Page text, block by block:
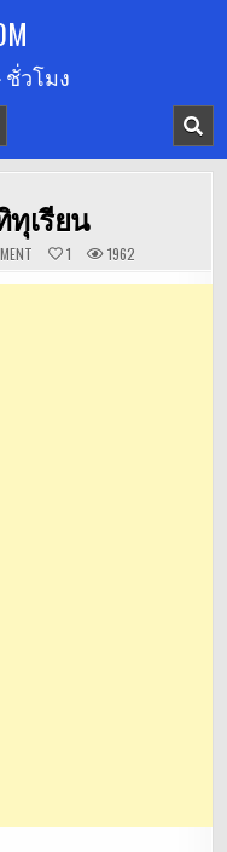
ชั่วโมง
เรียน
ข้าว
ตอก
1 1962